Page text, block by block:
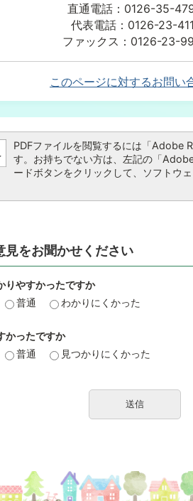
直通電話：0126-35-
代表電話：0126-23-
ファックス：0126-23-
このページに対するお問い
PDFファイルを閲覧するには「Adobe
す。お持ちでない方は、左記の「
ードボタンをクリックして、ソフトウ
見をお聞かせください
りやすかったですか
普通 わかりにくかった
かったですか
普通 見つかりにくかった